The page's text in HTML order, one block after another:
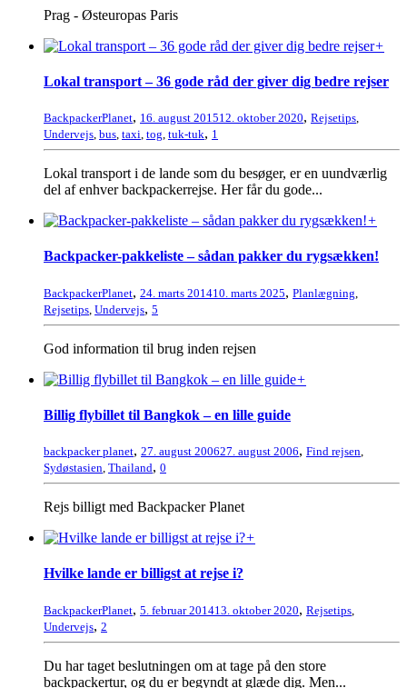
Prag - Østeuropas Paris
+
Lokal transport – 36 gode råd der giver dig bedre rejser
BackpackerPlanet, 16. august 201512. oktober 2020, Rejsetips,
Undervejs, bus, taxi, tog, tuk-tuk, 1
Lokal transport i de lande som du besøger, er en uundværlig
del af enhver backpackerrejse. Her får du gode...
+
Backpacker-pakkeliste – sådan pakker du rygsækken!
BackpackerPlanet, 24. marts 201410. marts 2025, Planlægning
Rejsetips Undervejs, 5
God information til brug inden rejsen
+
Billig flybillet til Bangkok – en lille guide
backpacker planet, 27. august 200627. august 2006, Find rejsen,
Sydøstasien, Thailand, 0
Rejs billigt med Backpacker Planet
+
Hvilke lande er billigst at rejse i?
BackpackerPlanet, 5. februar 201413. oktober 2020, Rejsetips
Undervejs, 2
Du har taget beslutningen om at tage på den store
backpackertur, og du er begyndt at glæde dig. Men...